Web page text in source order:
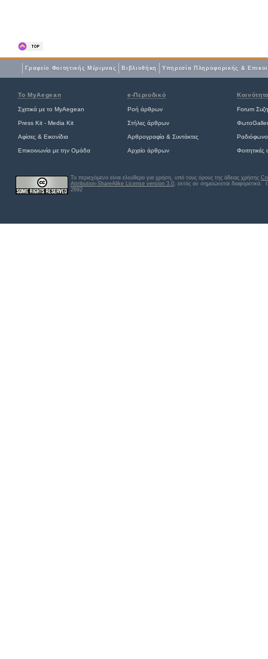
Γραφείο Φοιτητικής Μέριμνας Βιβλιοθήκη Yπηρεσία Πληροφορικής &
Το MyAegean e-Περιοδικό
Σχετικά με το MyAegean Ροή άρθρων Forum
Press Kit - Media Kit Στήλες άρθρων
Αφίσες & Εικονίδια Αρθρογραφία & Συντάκτες Ραδιόφωνο
Επικοινωνία με την Ομάδα Αρχείο άρθρων
Το περιεχόμενο είναι ελεύθερο για χρήση, υπό τους όρους της άδειας χρήσης
Attribution-ShareAlike License version 3.0, εκτός αν σημειώνεται διαφορετικά.
2692